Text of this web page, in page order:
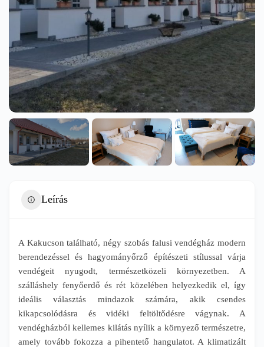
Leírás
A Kakucson található, négy szobás falusi vendégház modern
berendezéssel és hagyományőrző építészeti stílussal várja
vendégeit nyugodt, természetközeli környezetben. A
szálláshely fenyőerdő és rét közelében helyezkedik el, így
ideális választás mindazok számára, akik csendes
kikapcsolódásra és vidéki feltöltődésre vágynak. A
vendégházból kellemes kilátás nyílik a környező természetre,
amely tovább fokozza a pihentető hangulatot. A klimatizált